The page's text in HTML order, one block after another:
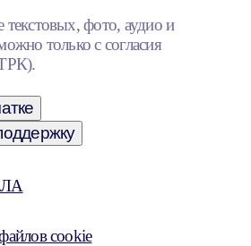
фото, аудио и
только с согласия
cookie